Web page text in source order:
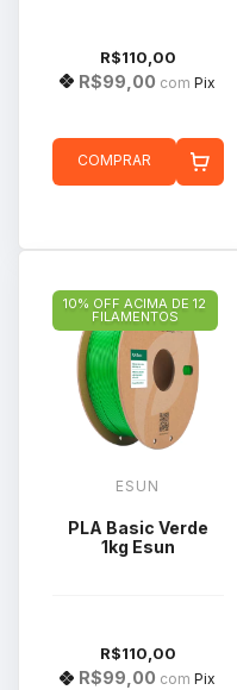
R$110,00
R$99,00 com Pix
COMPRAR
10% OFF ACIMA DE 12
FILAMENTOS
ESUN
PLA Basic Verde
1kg Esun
R$110,00
R$99,00 com Pix